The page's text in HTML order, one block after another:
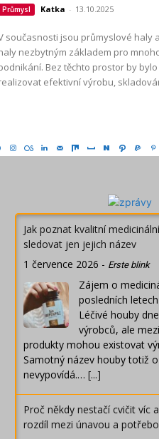
Průmysl Katka - 13.10.2025
současnosti jsou průmyslové haly
nezbytným základem pro
Bez těchto prostor by
efektivní výrobu,
Jak poznat kvalitní
sledovat jen jejich název
1 července 2026 - Erste blink
Zájem o
posledních
Léčivé houby
výrobců, ale
produkty mohou existovat
Samotný název houby totiž
nevypovídá.… [...]
Proč někdy nestačí cvičit víc
rozdíl mezi únavou a